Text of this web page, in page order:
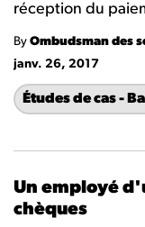
réception du
By Ombudsman des
janv. 26, 2017
Études de cas -
Un employé
chèques